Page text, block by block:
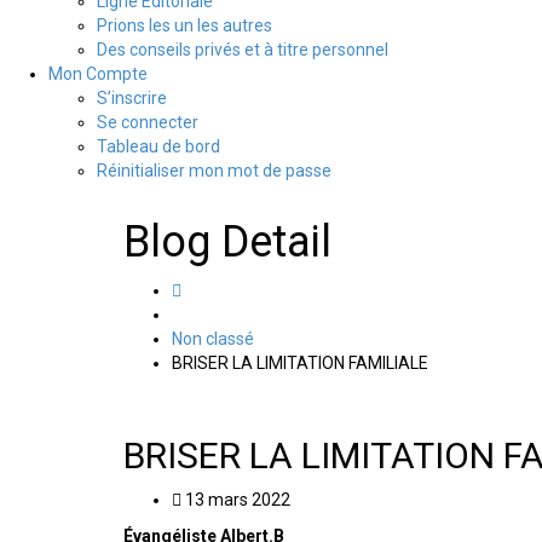
Prions les un les autres
Des conseils privés et à titre personnel
Mon Compte
S’inscrire
Se connecter
Tableau de bord
Réinitialiser mon mot de passe
Blog Detail
Non classé
BRISER LA LIMITATION FAMILIALE
BRISER LA LIMITATION
13 mars 2022
Évangéliste Albert.B